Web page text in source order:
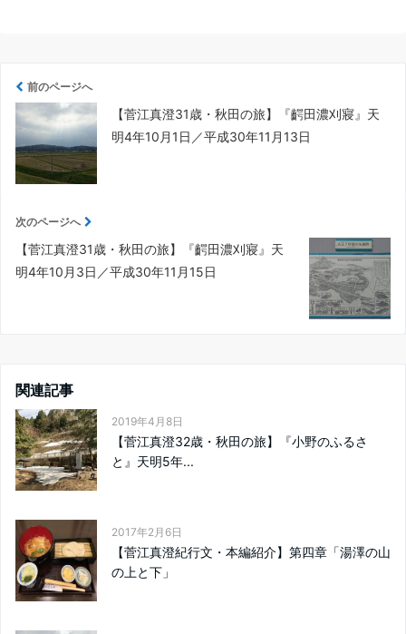
前のページへ
【菅江真澄31歳・秋田の旅】『齶田濃刈寢』天
明4年10月1日／平成30年11月13日
次のページへ
【菅江真澄31歳・秋田の旅】『齶田濃刈寢』天
明4年10月3日／平成30年11月15日
関連記事
2019年4月8日
【菅江真澄32歳・秋田の旅】『小野のふるさ
と』天明5年...
2017年2月6日
【菅江真澄紀行文・本編紹介】第四章「湯澤の山
の上と下」